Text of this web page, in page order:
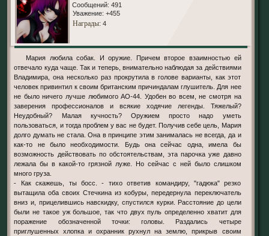
Сообщений: 491
Уважение: +455
Награды: 4
Мария любила собак. И оружие. Причем второе взаимностью ей
отвечало куда чаще. Так и теперь, внимательно наблюдая за действиями
Владимира, она несколько раз прокрутила в голове варианты, как этот
человек привинтил к своим британским причиндалам глушитель. Для нее
не было ничего лучше любимого АО-44. Удобен во всем, не смотря на
заверения профессионалов и всякие ходячие легенды. Тяжелый?
Неудобный? Малая кучность? Оружием просто надо уметь
пользоваться, и тогда проблем у вас не будет. Получив себе цель, Мария
долго думать не стала. Она в принципе этим занималась не всегда, да и
как-то не было необходимости. Будь она сейчас одна, имела бы
возможность действовать по обстоятельствам, эта парочка уже давно
лежала бы в какой-то грязной луже. Но сейчас с ней было слишком
много груза.
- Как скажешь, ты босс. - тихо ответив командиру, "гадюка" резко
вытащила оба своих Стечкина из кобуры, передернула переключатель
вниз и, прицелившись навскидку, спустился курки. Расстояние до цели
были не такое уж большое, так что двух пуль определенно хватит для
поражение обозначенной точки: головы. Раздались четыре
приглушенных хлопка и охранник рухнул на землю, прикрыв своим